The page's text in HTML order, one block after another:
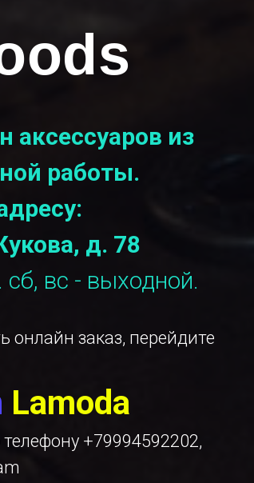
из
работы.
д. 78
вс - выходной.
онлайн заказ, перейдите
Lamoda
+79994592202,